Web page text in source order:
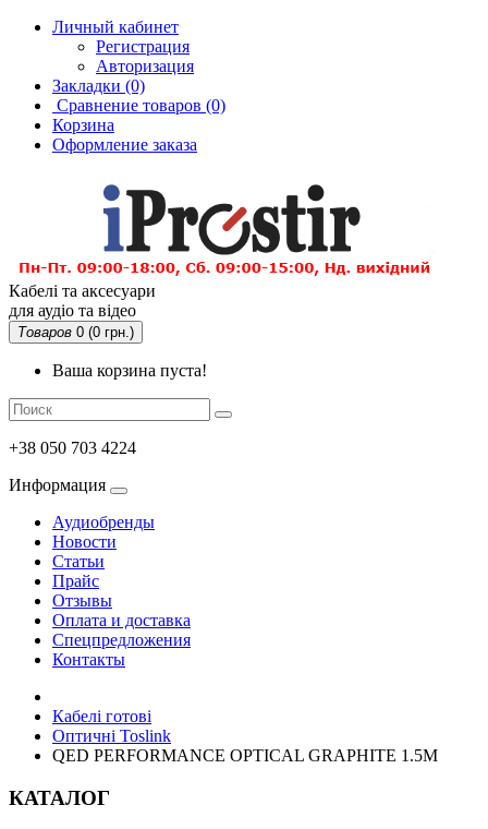
Личный кабинет
Регистрация
Авторизация
Закладки (0)
Сравнение товаров (0)
Корзина
Оформление заказа
Кабелі та аксесуари
для аудіо та відео
Товаров 0 (0 грн.)
Ваша корзина пуста!
+38 050 703 4224
Информация
Аудиобренды
Новости
Статьи
Прайс
Отзывы
Оплата и доставка
Спецпредложения
Контакты
Кабелі готові
Оптичні Toslink
QED PERFORMANCE OPTICAL GRAPHITE 1.5M
КАТАЛОГ